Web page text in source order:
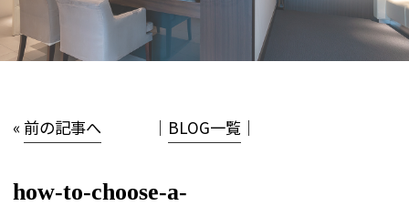
«前の記事へ │ BLOG一覧 │
how-to-choose-a-